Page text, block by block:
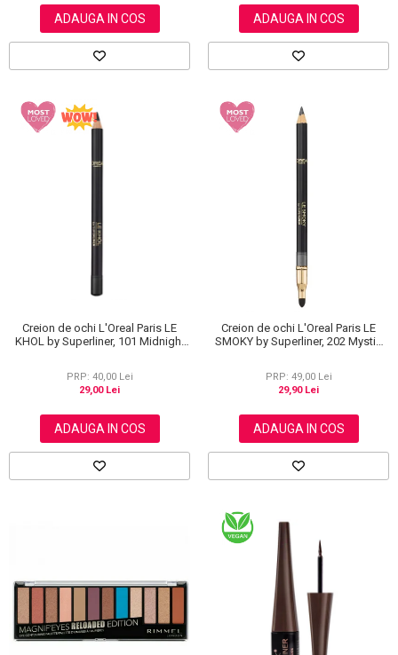
ADAUGA IN COS ADAUGA IN COS
Creion de ochi L'Oreal Paris LE
KHOL by Superliner, 101 Midnight
PRP: 40,00 Lei
29,00 Lei
ADAUGA IN COS
Creion de ochi L'Oreal Paris LE
SMOKY by Superliner, 202 Mystic
PRP: 49,00 Lei
29,90 Lei
ADAUGA IN COS